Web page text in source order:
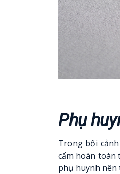
Phụ
Trong bối
cấm hoàn toàn
phụ huynh nên